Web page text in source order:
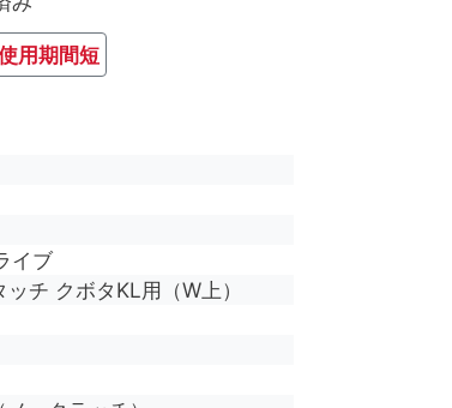
用期間短
イブ
ッチ クボタKL用（W上）